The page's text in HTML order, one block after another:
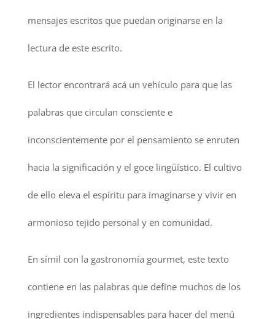
mensajes escritos que puedan originarse en la
lectura de este escrito.
El lector encontrará acá un vehículo para que las
palabras que circulan consciente e
inconscientemente por el pensamiento se enruten
hacia la significación y el goce lingüístico. El cultivo
de ello eleva el espíritu para imaginarse y vivir en
armonioso tejido personal y en comunidad.
En símil con la gastronomía gourmet, este texto
contiene en las palabras que define muchos de los
ingredientes indispensables para hacer del menú